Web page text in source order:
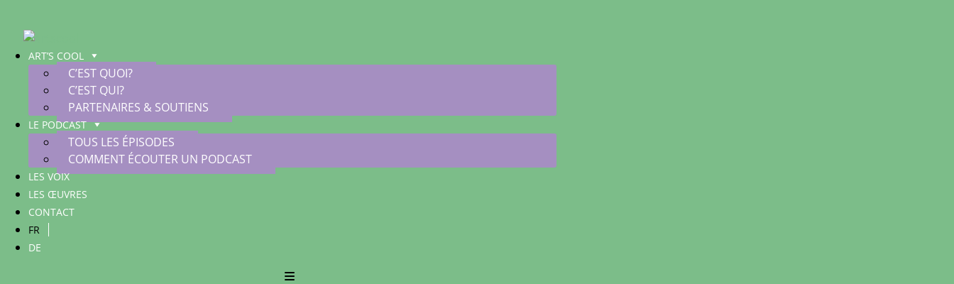
ART’S COOL
C’EST QUOI?
C’EST QUI?
PARTENAIRES & SOUTIENS
LE PODCAST
TOUS LES ÉPISODES
COMMENT ÉCOUTER UN PODCAST
LES VOIX
LES ŒUVRES
CONTACT
FR
DE